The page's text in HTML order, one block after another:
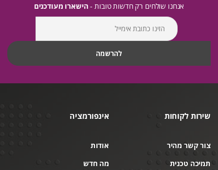
אנחנו שולחים רק חדשות טובות - הישארו מעודכנים
שירות לקוחות
צור קשר מהיר
תמיכה טכנית
אינפורמציה
אודות
מה חדש